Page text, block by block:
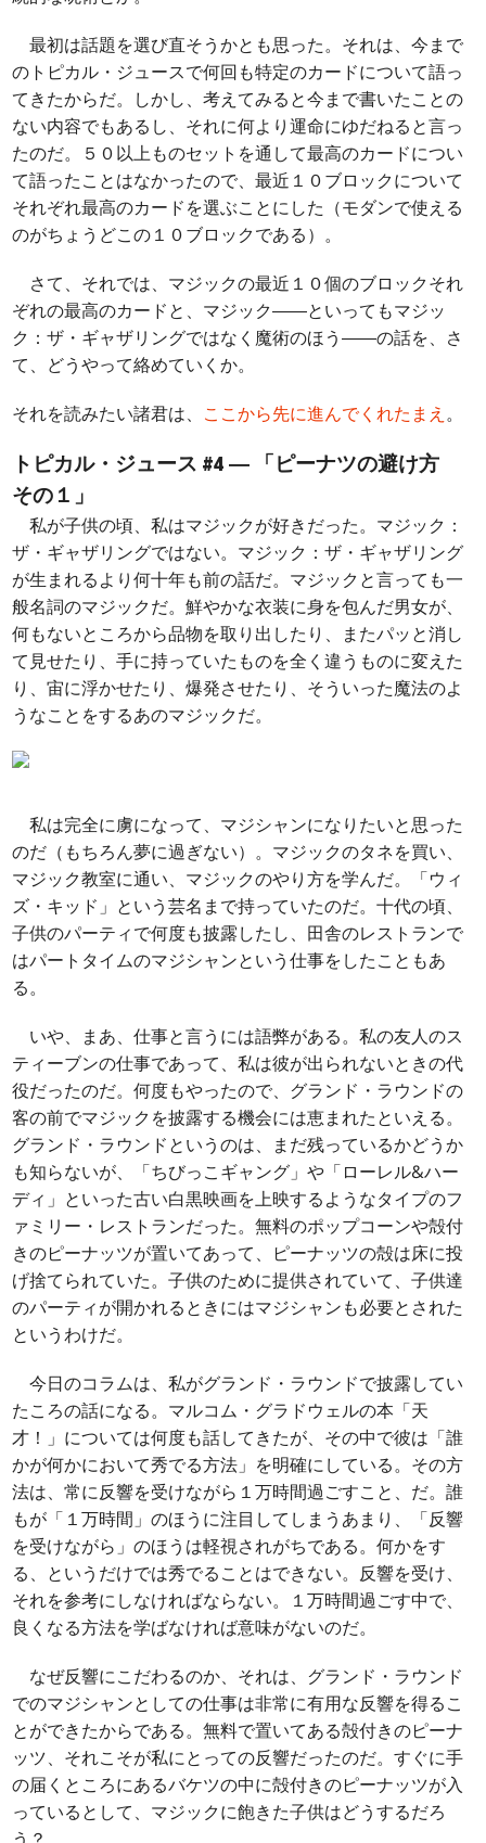
最初は話題を選び直そうかとも思った。それは、今まで
のトピカル・ジュースで何回も特定のカードについて語っ
てきたからだ。しかし、考えてみると今まで書いたことの
ない内容でもあるし、それに何より運命にゆだねると言っ
たのだ。５０以上ものセットを通して最高のカードについ
て語ったことはなかったので、最近１０ブロックについて
それぞれ最高のカードを選ぶことにした（モダンで使える
のがちょうどこの１０ブロックである）。
さて、それでは、マジックの最近１０個のブロックそれ
ぞれの最高のカードと、マジック――といってもマジッ
ク：ザ・ギャザリングではなく魔術のほう――の話を、さ
て、どうやって絡めていくか。
それを読みたい諸君は、 ここから先に進んでくれたまえ 。
トピカル・ジュース #4 ― 「ピーナツの避け方
その１」
私が子供の頃、私はマジックが好きだった。マジック：
ザ・ギャザリングではない。マジック：ザ・ギャザリング
が生まれるより何十年も前の話だ。マジックと言っても一
般名詞のマジックだ。鮮やかな衣装に身を包んだ男女が、
何もないところから品物を取り出したり、またパッと消し
て見せたり、手に持っていたものを全く違うものに変えた
り、宙に浮かせたり、爆発させたり、そういった魔法のよ
うなことをするあのマジックだ。
私は完全に虜になって、マジシャンになりたいと思った
のだ（もちろん夢に過ぎない）。マジックのタネを買い、
マジック教室に通い、マジックのやり方を学んだ。「ウィ
ズ・キッド」という芸名まで持っていたのだ。十代の頃、
子供のパーティで何度も披露したし、田舎のレストランで
はパートタイムのマジシャンという仕事をしたこともあ
る。
いや、まあ、仕事と言うには語弊がある。私の友人のス
ティーブンの仕事であって、私は彼が出られないときの代
役だったのだ。何度もやったので、グランド・ラウンドの
客の前でマジックを披露する機会には恵まれたといえる。
グランド・ラウンドというのは、まだ残っているかどうか
も知らないが、「ちびっこギャング」や「ローレル&ハー
ディ」といった古い白黒映画を上映するようなタイプのフ
ァミリー・レストランだった。無料のポップコーンや殻付
きのピーナッツが置いてあって、ピーナッツの殻は床に投
げ捨てられていた。子供のために提供されていて、子供達
のパーティが開かれるときにはマジシャンも必要とされた
というわけだ。
今日のコラムは、私がグランド・ラウンドで披露してい
たころの話になる。マルコム・グラドウェルの本「天
才！」については何度も話してきたが、その中で彼は「誰
かが何かにおいて秀でる方法」を明確にしている。その方
法は、常に反響を受けながら１万時間過ごすこと、だ。誰
もが「１万時間」のほうに注目してしまうあまり、「反響
を受けながら」のほうは軽視されがちである。何かをす
る、というだけでは秀でることはできない。反響を受け、
それを参考にしなければならない。１万時間過ごす中で、
良くなる方法を学ばなければ意味がないのだ。
なぜ反響にこだわるのか、それは、グランド・ラウンド
でのマジシャンとしての仕事は非常に有用な反響を得るこ
とができたからである。無料で置いてある殻付きのピーナ
ッツ、それこそが私にとっての反響だったのだ。すぐに手
の届くところにあるバケツの中に殻付きのピーナッツが入
っているとして、マジックに飽きた子供はどうするだろ